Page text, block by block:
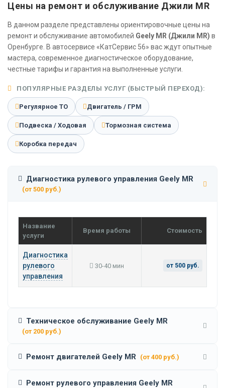
Цены на ремонт и обслуживание Джили MR
В данном разделе представлены ориентировочные цены на
ремонт и обслуживание автомобилей Geely MR (Джили MR) в
Оренбурге. В автосервисе «КатСервис 56» вас ждут опытные
мастера, современное диагностическое оборудование,
честные тарифы и гарантия на выполненные услуги.
ПОПУЛЯРНЫЕ РАЗДЕЛЫ УСЛУГ (БЫСТРЫЙ ПЕРЕХОД):
Регулярное ТО Двигатель / ГРМ
Подвеска / Ходовая Тормозная система
Коробка передач
Диагностика рулевого управления Geely MR
(от 500 руб.)
Название
услуги
Время работы Стоимость
Диагностика
рулевого
управления
30-40 мин от 500 руб.
Техническое обслуживание Geely MR
(от 200 руб.)
Ремонт двигателей Geely MR (от 400 руб.)
Ремонт рулевого управления Geely MR